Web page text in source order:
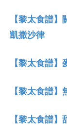
【黎太食譜
凱撒沙律
【黎太食譜
【黎太食譜
【黎太食譜